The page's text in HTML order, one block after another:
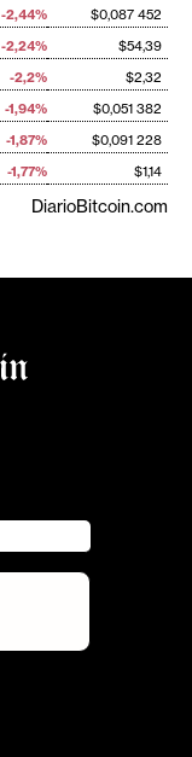
-2,44%
$0,087 452
-2,24%
$54,39
-2,2%
$2,32
-1,94%
$0,051 382
-1,87%
$0,091 228
-1,77% $1,14
DiarioBitcoin.com